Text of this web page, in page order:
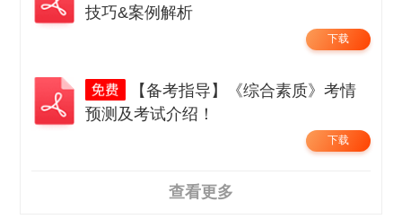
技巧&案例解析
下载
【备考指导】《综合素质》考情
预测及考试介绍！
下载
查看更多